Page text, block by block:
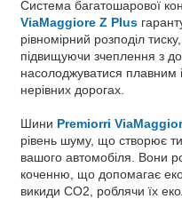
Система багатошарової
ViaMaggiore Z Plus
рівномірний розподіл
підвищуючи зчеплення з
насолоджуватися плавним
нерівних дорогах.
Шини Premiorri
рівень шуму, що створює
вашого автомобіля. Вони
коченню, що допомагає
викиди CO2, роблячи їх